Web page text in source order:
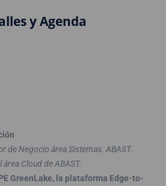
y Agenda
de Negocio área Sistemas. ABAST.
Cloud de ABAST.
GreenLake, la plataforma Edge-to-